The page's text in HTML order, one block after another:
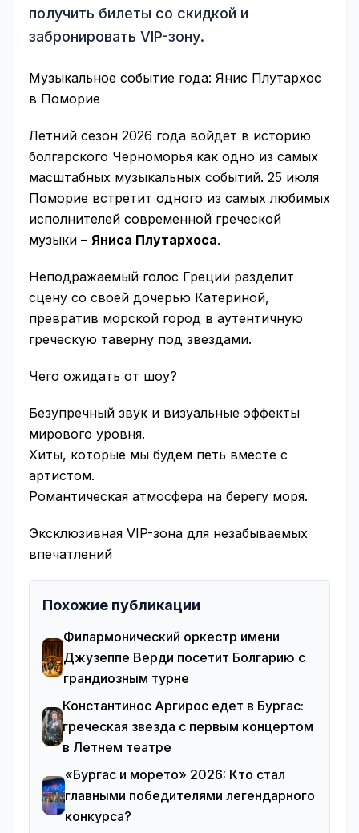
получить билеты со скидкой и
забронировать VIP-зону.
Музыкальное событие года: Янис Плутархос
в Поморие
Летний сезон 2026 года войдет в историю
болгарского Черноморья как одно из самых
масштабных музыкальных событий. 25 июля
Поморие встретит одного из самых любимых
исполнителей современной греческой
музыки – Яниса Плутархоса.
Неподражаемый голос Греции разделит
сцену со своей дочерью Катериной,
превратив морской город в аутентичную
греческую таверну под звездами.
Чего ожидать от шоу?
Безупречный звук и визуальные эффекты
мирового уровня.
Хиты, которые мы будем петь вместе с
артистом.
Романтическая атмосфера на берегу моря.
Эксклюзивная VIP-зона для незабываемых
впечатлений
Похожие публикации
Филармонический оркестр имени
Джузеппе Верди посетит Болгарию с
грандиозным турне
Константинос Аргирос едет в Бургас:
греческая звезда с первым концертом
в Летнем театре
«Бургас и морето» 2026: Кто стал
главными победителями легендарного
конкурса?